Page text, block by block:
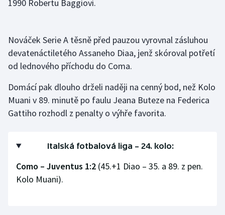
Jezdectví
Judo
Krasobruslení
Lezení
Lyže a snowboard
Moderní pětiboj
1990 Robertu Baggiovi.
Nováček Serie A těsně před pauzou vyrovnal zásluhou
devatenáctiletého Assaneho Diaa, jenž skóroval potřetí
od lednového příchodu do Coma.
Domácí pak dlouho drželi naději na cenný bod, než Kolo
Muani v 89. minutě po faulu Jeana Buteze na Federica
Gattiho rozhodl z penalty o výhře favorita.
Italská fotbalová liga – 24. kolo:
Como – Juventus 1:2 (45.+1 Diao – 35. a 89. z pen.
Kolo Muani).